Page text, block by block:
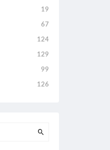
19
67
124
129
99
126